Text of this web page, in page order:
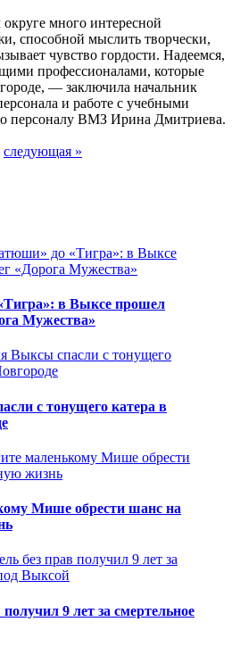
много интересной
способной мыслить творчески,
чувство гордости. Надеемся,
профессионалами, которые
— заключила начальник
и работе с учебными
персоналу ВМЗ Ирина Дмитриева.
следующая »
в Выксе прошел
Мужества»
с тонущего катера в
Мише обрести шанс на
9 лет за смертельное